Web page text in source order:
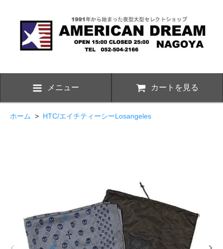
メニュー カートを見る
ホーム > HTC/エイチティーシーLosangeles